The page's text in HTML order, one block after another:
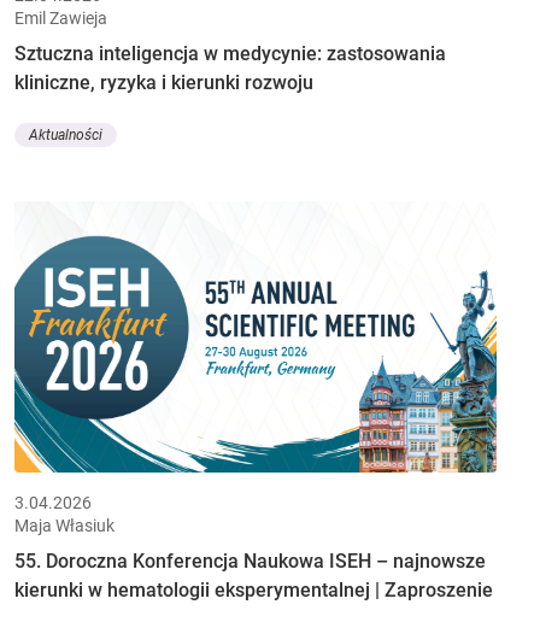
Emil Zawieja
Sztuczna inteligencja w medycynie: zastosowania
kliniczne, ryzyka i kierunki rozwoju
Aktualności
3.04.2026
Maja Własiuk
55. Doroczna Konferencja Naukowa ISEH – najnowsze
kierunki w hematologii eksperymentalnej | Zaproszenie